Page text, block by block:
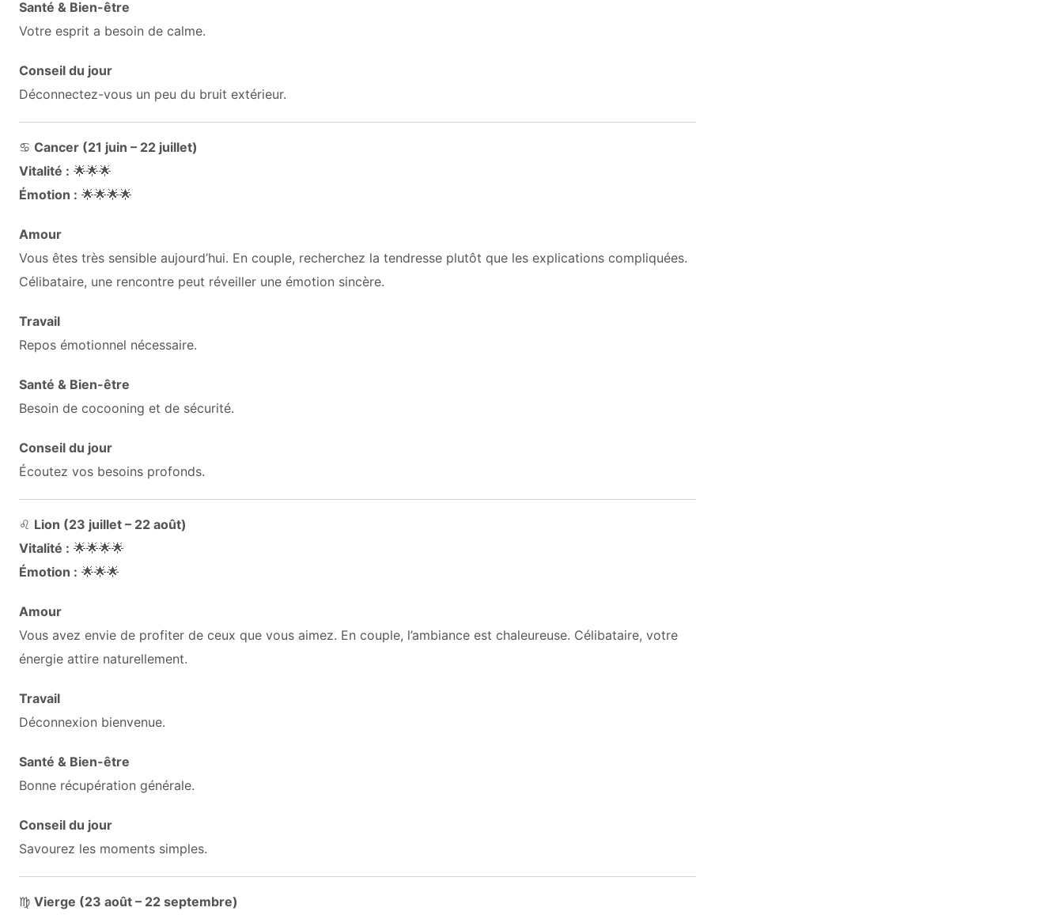
Santé & Bien-être
Votre esprit a besoin de calme.
Conseil du jour
Déconnectez-vous un peu du bruit extérieur.
♋ Cancer (21 juin – 22 juillet)
Vitalité : 🌟🌟🌟
Émotion : 🌟🌟🌟🌟
Amour
Vous êtes très sensible aujourd’hui. En couple, recherchez la tendresse plutôt que les explications compliquées.
Célibataire, une rencontre peut réveiller une émotion sincère.
Travail
Repos émotionnel nécessaire.
Santé & Bien-être
Besoin de cocooning et de sécurité.
Conseil du jour
Écoutez vos besoins profonds.
♌ Lion (23 juillet – 22 août)
Vitalité : 🌟🌟🌟🌟
Émotion : 🌟🌟🌟
Amour
Vous avez envie de profiter de ceux que vous aimez. En couple, l’ambiance est chaleureuse. Célibataire, votre
énergie attire naturellement.
Travail
Déconnexion bienvenue.
Santé & Bien-être
Bonne récupération générale.
Conseil du jour
Savourez les moments simples.
♍ Vierge (23 août – 22 septembre)